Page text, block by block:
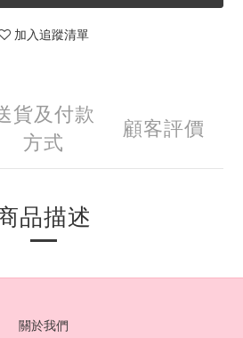
加入追蹤清單
貨及付款
方式
顧客評價
品描述
關於我們